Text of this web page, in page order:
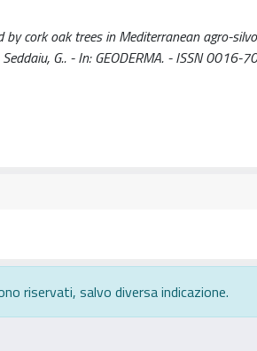
cork oak trees in Mediterranean agro-
Seddaiu, G.. - In: GEODERMA. - ISSN
riservati, salvo diversa indicazione.